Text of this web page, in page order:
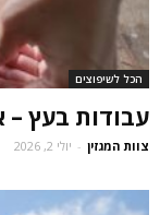
הכל לשיפוצים
עבודות בעץ –
צוות המגזין - יולי 2, 2026